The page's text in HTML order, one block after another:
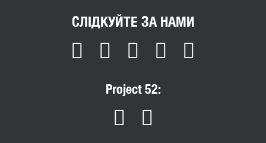
СЛІДКУЙТЕ ЗА НАМИ
Project 52: